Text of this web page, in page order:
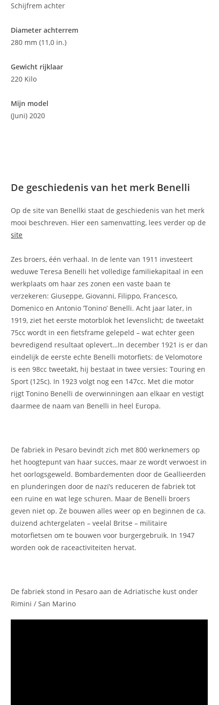
Schijfrem achter
Diameter achterrem
280 mm (11,0 in.)
Gewicht rijklaar
220 Kilo
Mijn model
(Juni) 2020
De geschiedenis van het merk Benelli
Op de site van Benellki staat de geschiedenis van het merk
mooi beschreven. Hier een samenvatting, lees verder op de
site
Zes broers, één verhaal. In de lente van 1911 investeert
weduwe Teresa Benelli het volledige familiekapitaal in een
werkplaats om haar zes zonen een vaste baan te
verzekeren: Giuseppe, Giovanni, Filippo, Francesco,
Domenico en Antonio ‘Tonino’ Benelli. Acht jaar later, in
1919, ziet het eerste motorblok het levenslicht; de tweetakt
75cc wordt in een fietsframe gelepeld – wat echter geen
bevredigend resultaat oplevert…In december 1921 is er dan
eindelijk de eerste echte Benelli motorfiets: de Velomotore
is een 98cc tweetakt, hij bestaat in twee versies: Touring en
Sport (125c). In 1923 volgt nog een 147cc. Met die motor
rijgt Tonino Benelli de overwinningen aan elkaar en vestigt
daarmee de naam van Benelli in heel Europa.
De fabriek in Pesaro bevindt zich met 800 werknemers op
het hoogtepunt van haar succes, maar ze wordt verwoest in
het oorlogsgeweld. Bombardementen door de Geallieerden
en plunderingen door de nazi’s reduceren de fabriek tot
een ruïne en wat lege schuren. Maar de Benelli broers
geven niet op. Ze bouwen alles weer op en beginnen de ca.
duizend achtergelaten – veelal Britse – militaire
motorfietsen om te bouwen voor burgergebruik. In 1947
worden ook de raceactiviteiten hervat.
De fabriek stond in Pesaro aan de Adriatische kust onder
Rimini / San Marino